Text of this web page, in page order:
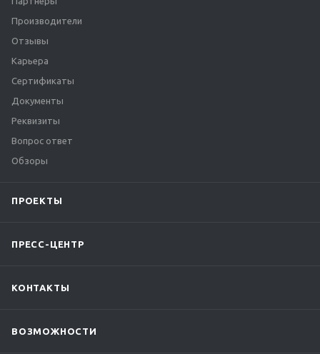
Производители
Отзывы
Карьера
Сертификаты
Документы
Реквизиты
Вопрос ответ
Обзоры
ПРОЕКТЫ
ПРЕСС-ЦЕНТР
КОНТАКТЫ
ВОЗМОЖНОСТИ